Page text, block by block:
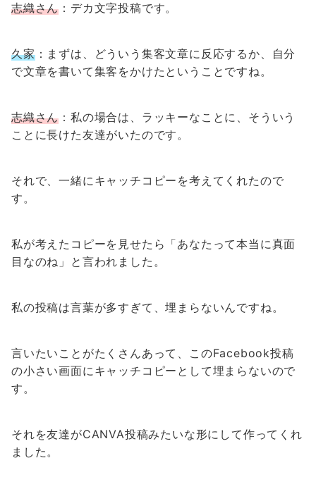
志織さん ：デカ文字投稿です。
久家：まずは、どういう集客文章に反応するか、自分
で文章を書いて集客をかけたということですね。
志織さん ：私の場合は、ラッキーなことに、そういう
ことに長けた友達がいたのです。
それで、一緒にキャッチコピーを考えてくれたので
す。
私が考えたコピーを見せたら「あなたって本当に真面
目なのね」と言われました。
私の投稿は言葉が多すぎて、埋まらないんですね。
言いたいことがたくさんあって、このFacebook投稿
の小さい画面にキャッチコピーとして埋まらないので
す。
それを友達がCANVA投稿みたいな形にして作ってくれ
ました。